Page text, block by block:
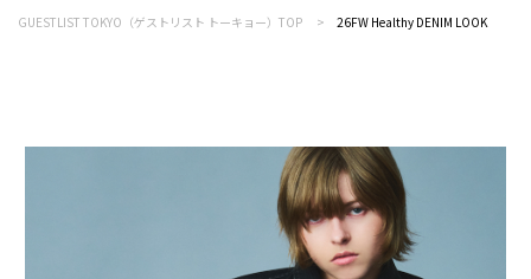
GUESTLIST TOKYO（ゲストリスト トーキョー）TOP 26FW Healthy DENIM LOOK